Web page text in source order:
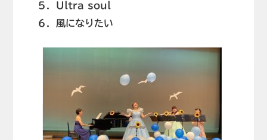
５．Ultra soul
６．風になりたい